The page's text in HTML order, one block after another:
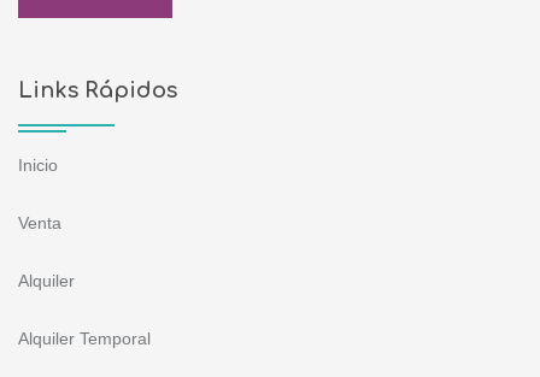
Links Rápidos
Inicio
Venta
Alquiler
Alquiler Temporal